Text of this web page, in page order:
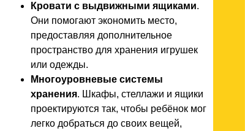
Кровати с выдвижными ящиками.
Они помогают экономить место,
предоставляя дополнительное
пространство для хранения игрушек
или одежды.
Многоуровневые системы
хранения. Шкафы, стеллажи и ящики
проектируются так, чтобы ребёнок мог
легко добраться до своих вещей,